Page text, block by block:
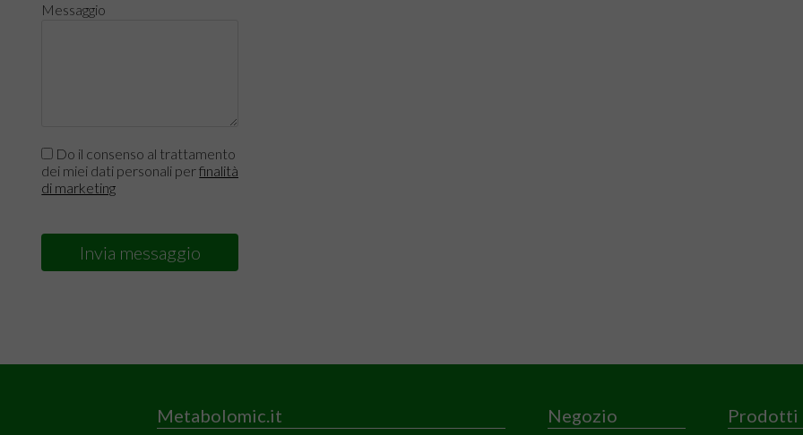
Messaggio
Do il consenso al trattamento
dei miei dati personali perfinalità
di marketing
Invia messaggio
Metabolomic.it Negozio Prodotti